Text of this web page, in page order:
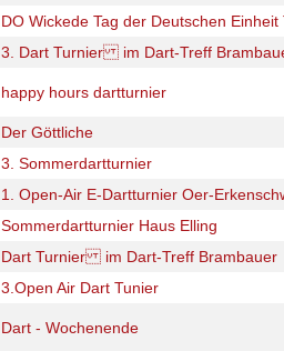
DO Wickede Tag der Deutschen
3. Dart Turnier im Dart-Treff
happy hours dartturnier
Der Göttliche
3. Sommerdartturnier
1. Open-Air E-Dartturnier Oer-
Sommerdartturnier Haus Elling
Dart Turnier im Dart-Treff Brambauer
3.Open Air Dart Tunier
Dart - Wochenende